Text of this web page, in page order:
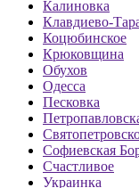
Калиновка
Клавдиево-
Коцюбинское
Крюковщина
Обухов
Одесса
Песковка
Софиевская
Счастливое
Украинка